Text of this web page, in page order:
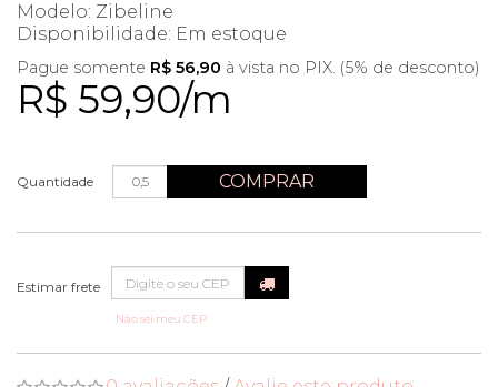
Modelo: Zibeline
Disponibilidade: Em estoque
R$ 59,90/m
Pague somente R$ 56,90 à vista no PIX. (5% de desconto)
Quantidade COMPRAR
Não sei meu CEP